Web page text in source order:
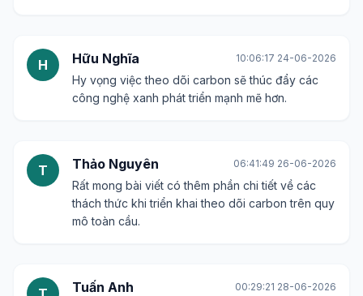
H Hữu Nghĩa 10:06:17 24-06-2026
Hy vọng việc theo dõi carbon sẽ thúc đẩy các
công nghệ xanh phát triển mạnh mẽ hơn.
T Thảo Nguyên 06:41:49 26-06-2026
Rất mong bài viết có thêm phần chi tiết về các
thách thức khi triển khai theo dõi carbon trên quy
mô toàn cầu.
Tuấn Anh 00:29:21 28-06-2026